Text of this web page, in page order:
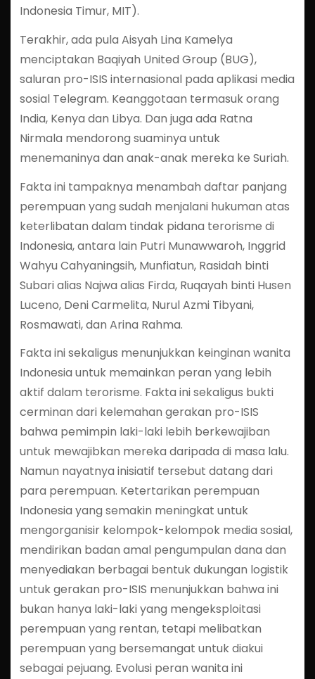
Indonesia Timur, MIT).
Terakhir, ada pula Aisyah Lina Kamelya
menciptakan Baqiyah United Group (BUG),
saluran pro-ISIS internasional pada aplikasi media
sosial Telegram. Keanggotaan termasuk orang
India, Kenya dan Libya. Dan juga ada Ratna
Nirmala mendorong suaminya untuk
menemaninya dan anak-anak mereka ke Suriah.
Fakta ini tampaknya menambah daftar panjang
perempuan yang sudah menjalani hukuman atas
keterlibatan dalam tindak pidana terorisme di
Indonesia, antara lain Putri Munawwaroh, Inggrid
Wahyu Cahyaningsih, Munfiatun, Rasidah binti
Subari alias Najwa alias Firda, Ruqayah binti Husen
Luceno, Deni Carmelita, Nurul Azmi Tibyani,
Rosmawati, dan Arina Rahma.
Fakta ini sekaligus menunjukkan keinginan wanita
Indonesia untuk memainkan peran yang lebih
aktif dalam terorisme. Fakta ini sekaligus bukti
cerminan dari kelemahan gerakan pro-ISIS
bahwa pemimpin laki-laki lebih berkewajiban
untuk mewajibkan mereka daripada di masa lalu.
Namun nayatnya inisiatif tersebut datang dari
para perempuan. Ketertarikan perempuan
Indonesia yang semakin meningkat untuk
mengorganisir kelompok-kelompok media sosial,
mendirikan badan amal pengumpulan dana dan
menyediakan berbagai bentuk dukungan logistik
untuk gerakan pro-ISIS menunjukkan bahwa ini
bukan hanya laki-laki yang mengeksploitasi
perempuan yang rentan, tetapi melibatkan
perempuan yang bersemangat untuk diakui
sebagai pejuang. Evolusi peran wanita ini